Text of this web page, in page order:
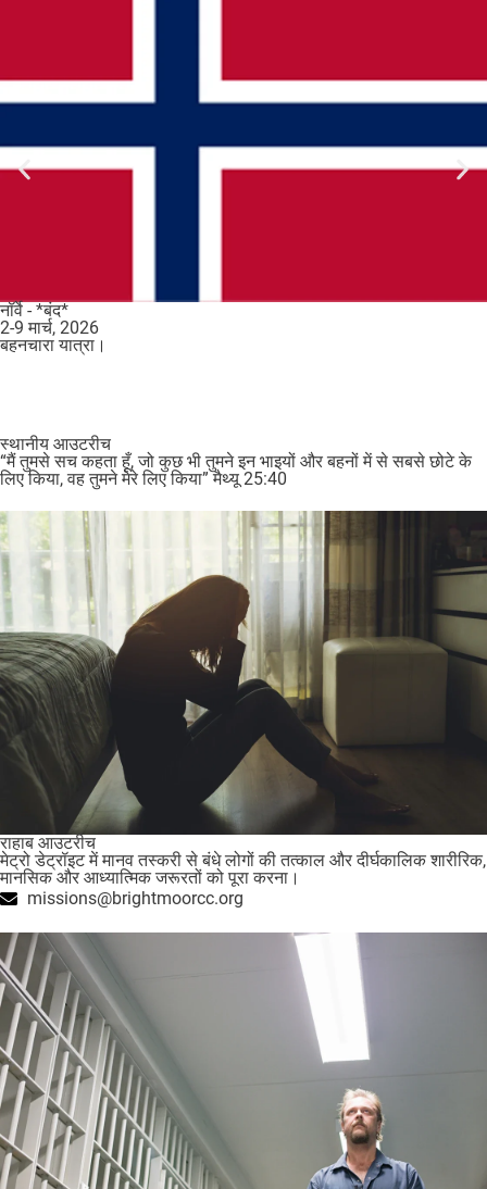
नॉर्वे - *बंद*
2-9 मार्च, 2026
बहनचारा यात्रा।
स्थानीय आउटरीच
“मैं तुमसे सच कहता हूँ, जो कुछ भी तुमने इन भाइयों और बहनों में से सबसे छोटे के
लिए किया, वह तुमने मेरे लिए किया” मैथ्यू 25:40
राहाब आउटरीच
मेट्रो डेट्रॉइट में मानव तस्करी से बंधे लोगों की तत्काल और दीर्घकालिक शारीरिक,
मानसिक और आध्यात्मिक जरूरतों को पूरा करना।
missions@brightmoorcc.org